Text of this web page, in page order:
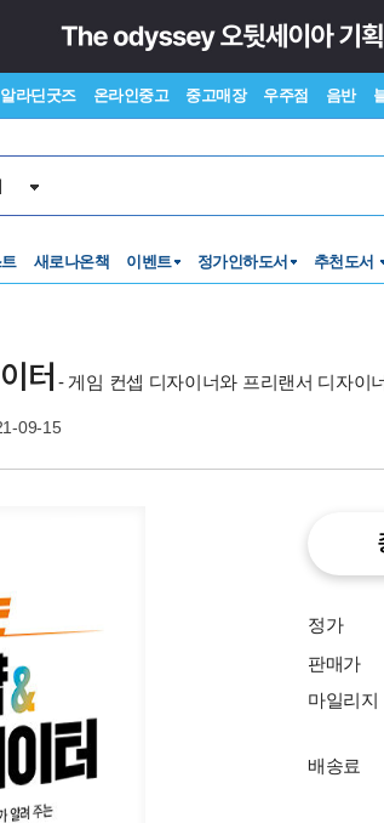
알라딘굿즈 온라인중고 중고매장 우주점 음반
새로나온책 이벤트 정가인하도서 추천도서
터 - 게임 컨셉 디자이너와 프리랜서 디자이
09-15
정가
판매가
마일리지
배송료